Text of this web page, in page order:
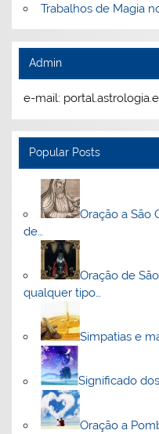
Trabalhos de Magia
Admin
e-mail:
Popular Posts
Oração a São
de…
Oração de
qualquer tipo…
Simpatias e
Significado
Oração a